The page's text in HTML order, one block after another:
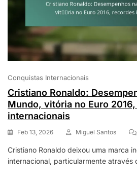
Conquistas Internacionais
Cristiano Ronaldo:
Mundo, vitória no Euro
internacionais
Feb 13, 2026 Miguel Santos
Cristiano Ronaldo deixou uma marca
internacional, particularmente através